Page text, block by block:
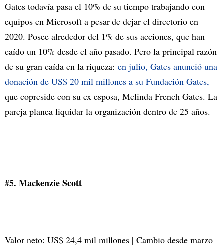
Gates todavía pasa el 10% de su tiempo trabajando con
equipos en Microsoft a pesar de dejar el directorio en
2020. Posee alrededor del 1% de sus acciones, que han
caído un 10% desde el año pasado. Pero la principal razón
de su gran caída en la riqueza: en julio, Gates anunció una
donación de US$ 20 mil millones a su Fundación Gates,
que copreside con su ex esposa, Melinda French Gates. La
pareja planea liquidar la organización dentro de 25 años.
#5. Mackenzie Scott
Valor neto: US$ 24,4 mil millones | Cambio desde marzo